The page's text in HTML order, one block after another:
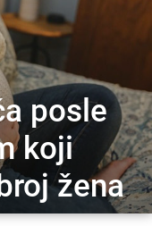
posle
koji
žena